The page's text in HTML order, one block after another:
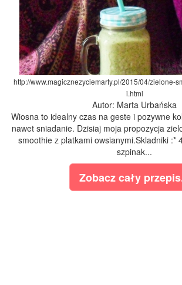
http://www.magicznezyciemarty.pl/2015/04/zielone-
i.html
Autor: Marta Urbańska
Wiosna to idealny czas na geste i pozywne
nawet sniadanie. Dzisiaj moja propozycja
smoothie z platkami owsianymi.Skladniki :*
szpinak...
Zobacz cały